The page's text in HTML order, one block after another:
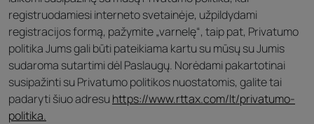
registruodamiesi interneto svetainėje, užpildydami
registracijos formą, pažymite „varnelę“, taip pat, Privatumo
politika Jums gali būti pateikiama kartu su mūsų su Jumis
sudaroma sutartimi dėl Paslaugų. Norėdami pakartotinai
susipažinti su Privatumo politikos nuostatomis, galite tai
padaryti šiuo adresuhttps://www.rttax.com/lt/privatumo-
politika.